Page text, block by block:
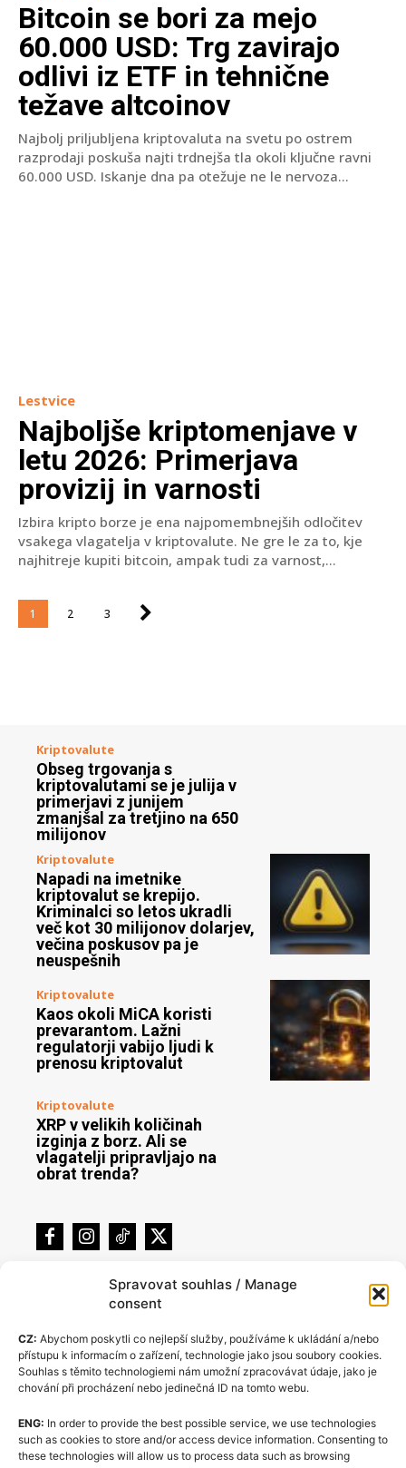
Spravovat souhlas / Manage
consent
CZ: Abychom poskytli co nejlepší služby, používáme k ukládání a/nebo
přístupu k informacím o zařízení, technologie jako jsou soubory cookies.
Souhlas s těmito technologiemi nám umožní zpracovávat údaje, jako je
chování při procházení nebo jedinečná ID na tomto webu.
ENG: In order to provide the best possible service, we use technologies
such as cookies to store and/or access device information. Consenting to
these technologies will allow us to process data such as browsing
Bitcoin se bori za mejo
60.000 USD: Trg zavirajo
odlivi iz ETF in tehnične
težave altcoinov
Najbolj priljubljena kriptovaluta na svetu po ostrem
razprodaji poskuša najti trdnejša tla okoli ključne ravni
60.000 USD. Iskanje dna pa otežuje ne le nervoza...
Lestvice
Najboljše kriptomenjave v
letu 2026: Primerjava
provizij in varnosti
Izbira kripto borze je ena najpomembnejših odločitev
vsakega vlagatelja v kriptovalute. Ne gre le za to, kje
najhitreje kupiti bitcoin, ampak tudi za varnost,...
1 2 3
Kriptovalute
Obseg trgovanja s
kriptovalutami se je julija v
primerjavi z junijem
zmanjšal za tretjino na 650
milijonov
Kriptovalute
Napadi na imetnike
kriptovalut se krepijo.
Kriminalci so letos ukradli
več kot 30 milijonov dolarjev,
večina poskusov pa je
neuspešnih
Kriptovalute
Kaos okoli MiCA koristi
prevarantom. Lažni
regulatorji vabijo ljudi k
prenosu kriptovalut
Kriptovalute
XRP v velikih količinah
izginja z borz. Ali se
vlagatelji pripravljajo na
obrat trenda?
Pravilnik o piškotkih (EU)